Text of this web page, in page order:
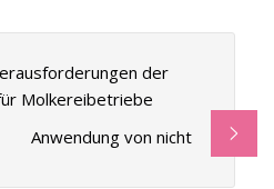
der
Molkereibetriebe
Anwendung von nicht